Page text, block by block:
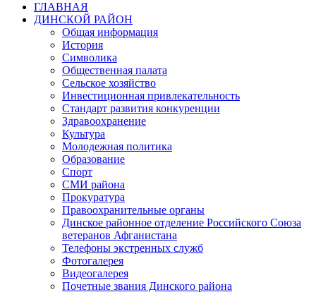
ГЛАВНАЯ
ДИНСКОЙ РАЙОН
Общая информация
История
Символика
Общественная палата
Сельское хозяйство
Инвестиционная привлекательность
Стандарт развития конкуренции
Здравоохранение
Культура
Молодежная политика
Образование
Спорт
СМИ района
Прокуратура
Правоохранительные органы
Динское районное отделение Российского Союза
ветеранов Афганистана
Телефоны экстренных служб
Фотогалерея
Видеогалерея
Почетные звания Динского района